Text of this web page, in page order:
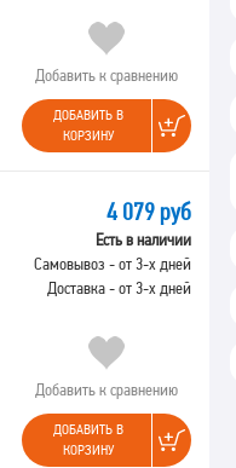
Добавить к сравнению
ДОБАВИТЬ В
КОРЗИНУ
4 079 руб
Есть в наличии
Самовывоз - от 3-х дней
Доставка - от 3-х дней
Добавить к сравнению
ДОБАВИТЬ В
КОРЗИНУ